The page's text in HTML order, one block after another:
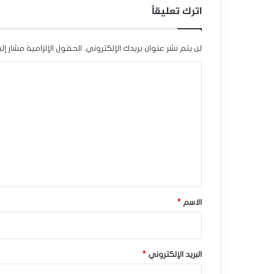
ا
ل
إ
ت
و
ق
ع
اترك تعليقاً
لن يتم نشر عنوان بريدك الإلكتروني. الحقول الإلزامية مشار
*الاسم *
البريد الإلكتروني *